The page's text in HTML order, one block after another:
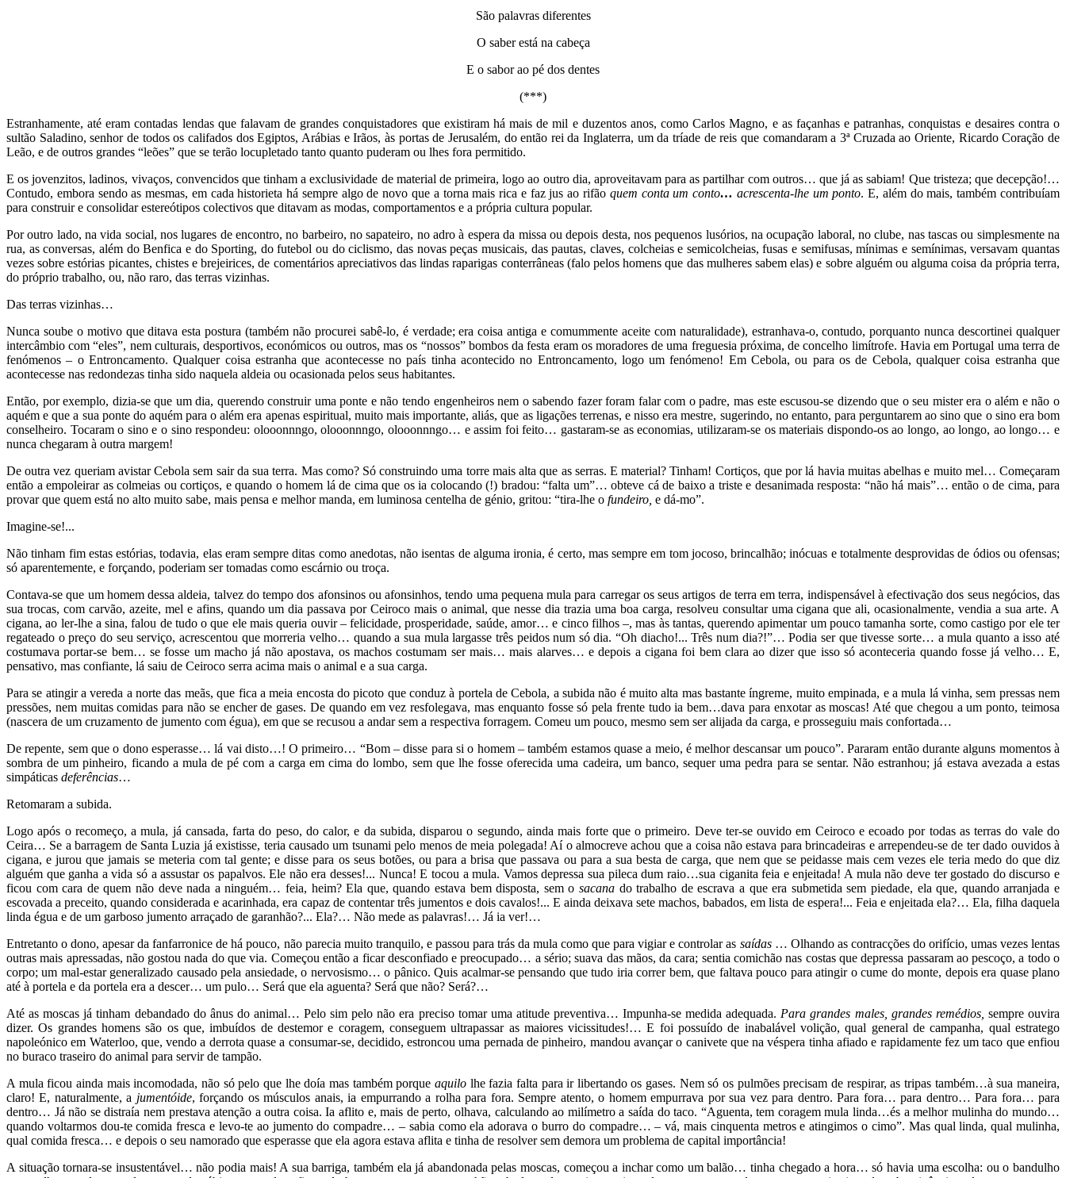
São palavras diferentes
O saber está na cabeça
E o sabor ao pé dos dentes
(***)
Estranhamente, até eram contadas lendas que falavam de grandes conquistadores que existiram há mais de mil e duzentos anos, como Carlos Magno, e as façanhas e patranhas, conquistas e desaires contra o
sultão Saladino, senhor de todos os califados dos Egiptos, Arábias e Irãos, às portas de Jerusalém, do então rei da Inglaterra, um da tríade de reis que comandaram a 3ª Cruzada ao Oriente, Ricardo Coração de
Leão, e de outros grandes “leões” que se terão locupletado tanto quanto puderam ou lhes fora permitido.
E os jovenzitos, ladinos, vivaços, convencidos que tinham a exclusividade de material de primeira, logo ao outro dia, aproveitavam para as partilhar com outros… que já as sabiam! Que tristeza; que decepção!…
Contudo, embora sendo as mesmas, em cada historieta há sempre algo de novo que a torna mais rica e faz jus ao rifão quem conta um conto… acrescenta-lhe um ponto. E, além do mais, também contribuíam
para construir e consolidar estereótipos colectivos que ditavam as modas, comportamentos e a própria cultura popular.
Por outro lado, na vida social, nos lugares de encontro, no barbeiro, no sapateiro, no adro à espera da missa ou depois desta, nos pequenos lusórios, na ocupação laboral, no clube, nas tascas ou simplesmente na
rua, as conversas, além do Benfica e do Sporting, do futebol ou do ciclismo, das novas peças musicais, das pautas, claves, colcheias e semicolcheias, fusas e semifusas, mínimas e semínimas, versavam quantas
vezes sobre estórias picantes, chistes e brejeirices, de comentários apreciativos das lindas raparigas conterrâneas (falo pelos homens que das mulheres sabem elas) e sobre alguém ou alguma coisa da própria terra,
do próprio trabalho, ou, não raro, das terras vizinhas.
Das terras vizinhas…
Nunca soube o motivo que ditava esta postura (também não procurei sabê-lo, é verdade; era coisa antiga e comummente aceite com naturalidade), estranhava-o, contudo, porquanto nunca descortinei qualquer
intercâmbio com “eles”, nem culturais, desportivos, económicos ou outros, mas os “nossos” bombos da festa eram os moradores de uma freguesia próxima, de concelho limítrofe. Havia em Portugal uma terra de
fenómenos – o Entroncamento. Qualquer coisa estranha que acontecesse no país tinha acontecido no Entroncamento, logo um fenómeno! Em Cebola, ou para os de Cebola, qualquer coisa estranha que
acontecesse nas redondezas tinha sido naquela aldeia ou ocasionada pelos seus habitantes.
Então, por exemplo, dizia-se que um dia, querendo construir uma ponte e não tendo engenheiros nem o sabendo fazer foram falar com o padre, mas este escusou-se dizendo que o seu mister era o além e não o
aquém e que a sua ponte do aquém para o além era apenas espiritual, muito mais importante, aliás, que as ligações terrenas, e nisso era mestre, sugerindo, no entanto, para perguntarem ao sino que o sino era bom
conselheiro. Tocaram o sino e o sino respondeu: olooonnngo, olooonnngo, olooonnngo… e assim foi feito… gastaram-se as economias, utilizaram-se os materiais dispondo-os ao longo, ao longo, ao longo… e
nunca chegaram à outra margem!
De outra vez queriam avistar Cebola sem sair da sua terra. Mas como? Só construindo uma torre mais alta que as serras. E material? Tinham! Cortiços, que por lá havia muitas abelhas e muito mel… Começaram
então a empoleirar as colmeias ou cortiços, e quando o homem lá de cima que os ia colocando (!) bradou: “falta um”… obteve cá de baixo a triste e desanimada resposta: “não há mais”… então o de cima, para
provar que quem está no alto muito sabe, mais pensa e melhor manda, em luminosa centelha de génio, gritou: “tira-lhe o fundeiro, e dá-mo”.
Imagine-se!...
Não tinham fim estas estórias, todavia, elas eram sempre ditas como anedotas, não isentas de alguma ironia, é certo, mas sempre em tom jocoso, brincalhão; inócuas e totalmente desprovidas de ódios ou ofensas;
só aparentemente, e forçando, poderiam ser tomadas como escárnio ou troça.
Contava-se que um homem dessa aldeia, talvez do tempo dos afonsinos ou afonsinhos, tendo uma pequena mula para carregar os seus artigos de terra em terra, indispensável à efectivação dos seus negócios, das
sua trocas, com carvão, azeite, mel e afins, quando um dia passava por Ceiroco mais o animal, que nesse dia trazia uma boa carga, resolveu consultar uma cigana que ali, ocasionalmente, vendia a sua arte. A
cigana, ao ler-lhe a sina, falou de tudo o que ele mais queria ouvir – felicidade, prosperidade, saúde, amor… e cinco filhos –, mas às tantas, querendo apimentar um pouco tamanha sorte, como castigo por ele ter
regateado o preço do seu serviço, acrescentou que morreria velho… quando a sua mula largasse três peidos num só dia. “Oh diacho!... Três num dia?!”… Podia ser que tivesse sorte… a mula quanto a isso até
costumava portar-se bem… se fosse um macho já não apostava, os machos costumam ser mais… mais alarves… e depois a cigana foi bem clara ao dizer que isso só aconteceria quando fosse já velho… E,
pensativo, mas confiante, lá saiu de Ceiroco serra acima mais o animal e a sua carga.
Para se atingir a vereda a norte das meãs, que fica a meia encosta do picoto que conduz à portela de Cebola, a subida não é muito alta mas bastante íngreme, muito empinada, e a mula lá vinha, sem pressas nem
pressões, nem muitas comidas para não se encher de gases. De quando em vez resfolegava, mas enquanto fosse só pela frente tudo ia bem…dava para enxotar as moscas! Até que chegou a um ponto, teimosa
(nascera de um cruzamento de jumento com égua), em que se recusou a andar sem a respectiva forragem. Comeu um pouco, mesmo sem ser alijada da carga, e prosseguiu mais confortada…
De repente, sem que o dono esperasse… lá vai disto…! O primeiro… “Bom – disse para si o homem – também estamos quase a meio, é melhor descansar um pouco”. Pararam então durante alguns momentos à
sombra de um pinheiro, ficando a mula de pé com a carga em cima do lombo, sem que lhe fosse oferecida uma cadeira, um banco, sequer uma pedra para se sentar. Não estranhou; já estava avezada a estas
simpáticas deferências…
Retomaram a subida.
Logo após o recomeço, a mula, já cansada, farta do peso, do calor, e da subida, disparou o segundo, ainda mais forte que o primeiro. Deve ter-se ouvido em Ceiroco e ecoado por todas as terras do vale do
Ceira… Se a barragem de Santa Luzia já existisse, teria causado um tsunami pelo menos de meia polegada! Aí o almocreve achou que a coisa não estava para brincadeiras e arrependeu-se de ter dado ouvidos à
cigana, e jurou que jamais se meteria com tal gente; e disse para os seus botões, ou para a brisa que passava ou para a sua besta de carga, que nem que se peidasse mais cem vezes ele teria medo do que diz
alguém que ganha a vida só a assustar os papalvos. Ele não era desses!... Nunca! E tocou a mula. Vamos depressa sua pileca dum raio…sua ciganita feia e enjeitada! A mula não deve ter gostado do discurso e
ficou com cara de quem não deve nada a ninguém… feia, heim? Ela que, quando estava bem disposta, sem o sacana do trabalho de escrava a que era submetida sem piedade, ela que, quando arranjada e
escovada a preceito, quando considerada e acarinhada, era capaz de contentar três jumentos e dois cavalos!... E ainda deixava sete machos, babados, em lista de espera!... Feia e enjeitada ela?… Ela, filha daquela
linda égua e de um garboso jumento arraçado de garanhão?... Ela?… Não mede as palavras!… Já ia ver!…
Entretanto o dono, apesar da fanfarronice de há pouco, não parecia muito tranquilo, e passou para trás da mula como que para vigiar e controlar as saídas… Olhando as contracções do orifício, umas vezes lentas
outras mais apressadas, não gostou nada do que via. Começou então a ficar desconfiado e preocupado… a sério; suava das mãos, da cara; sentia comichão nas costas que depressa passaram ao pescoço, a todo o
corpo; um mal-estar generalizado causado pela ansiedade, o nervosismo… o pânico. Quis acalmar-se pensando que tudo iria correr bem, que faltava pouco para atingir o cume do monte, depois era quase plano
até à portela e da portela era a descer… um pulo… Será que ela aguenta? Será que não? Será?…
Até as moscas já tinham debandado do ânus do animal… Pelo sim pelo não era preciso tomar uma atitude preventiva… Impunha-se medida adequada. Para grandes males, grandes remédios, sempre ouvira
dizer. Os grandes homens são os que, imbuídos de destemor e coragem, conseguem ultrapassar as maiores vicissitudes!… E foi possuído de inabalável volição, qual general de campanha, qual estratego
napoleónico em Waterloo, que, vendo a derrota quase a consumar-se, decidido, estroncou uma pernada de pinheiro, mandou avançar o canivete que na véspera tinha afiado e rapidamente fez um taco que enfiou
no buraco traseiro do animal para servir de tampão.
A mula ficou ainda mais incomodada, não só pelo que lhe doía mas também porque aquilo lhe fazia falta para ir libertando os gases. Nem só os pulmões precisam de respirar, as tripas também…à sua maneira,
claro! E, naturalmente, a jumentóide, forçando os músculos anais, ia empurrando a rolha para fora. Sempre atento, o homem empurrava por sua vez para dentro. Para fora… para dentro… Para fora… para
dentro… Já não se distraía nem prestava atenção a outra coisa. Ia aflito e, mais de perto, olhava, calculando ao milímetro a saída do taco. “Aguenta, tem coragem mula linda…és a melhor mulinha do mundo…
quando voltarmos dou-te comida fresca e levo-te ao jumento do compadre… – sabia como ela adorava o burro do compadre… – vá, mais cinquenta metros e atingimos o cimo”. Mas qual linda, qual mulinha,
qual comida fresca… e depois o seu namorado que esperasse que ela agora estava aflita e tinha de resolver sem demora um problema de capital importância!
A situação tornara-se insustentável… não podia mais! A sua barriga, também ela já abandonada pelas moscas, começou a inchar como um balão… tinha chegado a hora… só havia uma escolha: ou o bandulho